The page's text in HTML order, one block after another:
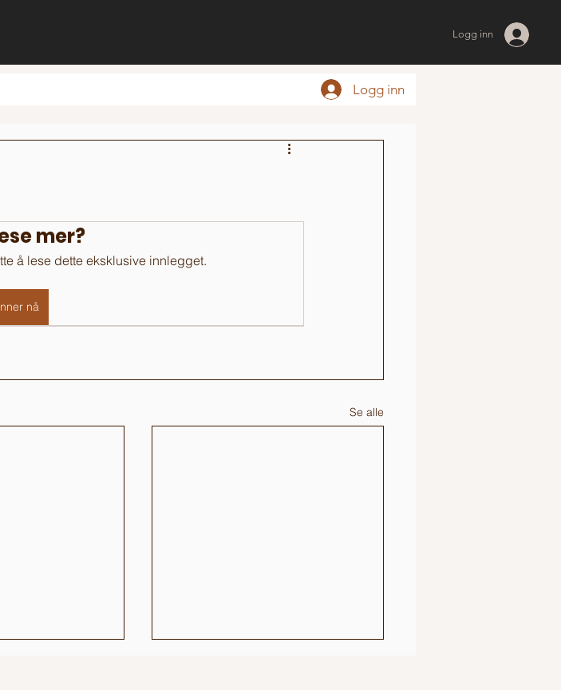
Logg inn
Logg inn
mer?
å lese dette eksklusive innlegget.
nå
Se alle